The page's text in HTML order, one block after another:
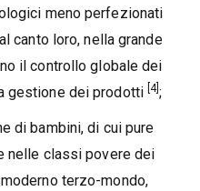
meno perfezionati
canto loro, nella grande
il controllo globale dei
gestione dei prodotti [4];
di bambini, di cui pure
nelle classi povere dei
terzo-mondo,